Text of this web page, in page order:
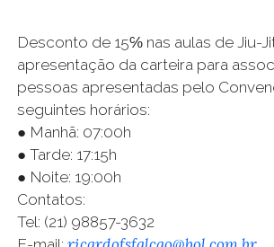
Desconto de 15℅ nas aulas de Jiu-
apresentação da carteira para
pessoas apresentadas pelo
seguintes horários:
● Manhã: 07:00h
● Tarde: 17:15h
● Noite: 19:00h
Contatos:
Tel: (21) 98857-3632